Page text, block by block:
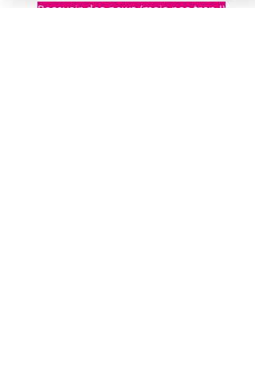
Recevoir des news (mais pas trop !)